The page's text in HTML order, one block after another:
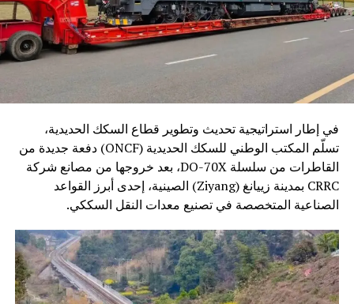
في إطار استراتيجية تحديث وتطوير قطاع السكك الحديدية،
تسلّم المكتب الوطني للسكك الحديدية (ONCF) دفعة جديدة من
القاطرات من سلسلة DO-70X، بعد خروجها من مصانع شركة
CRRC بمدينة زييانغ (Ziyang) الصينية، إحدى أبرز القواعد
الصناعية المتخصصة في تصنيع معدات النقل السككي.